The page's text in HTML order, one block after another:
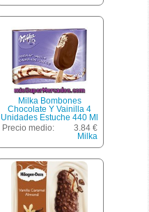
Milka Bombones
Chocolate Y Vainilla 4
Unidades Estuche 440 Ml
Precio medio:
3.84 €
Milka